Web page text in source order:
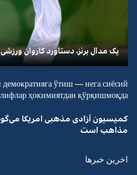
یک مدال برنز، دستاورد کاروان ورزشی
ўтиш — нега сиёсий
ҳокимиятдан қўрқишмоқда?
کمیسیون آزادی مذهبی امریکا
مذاهب است
اخرین خبرها